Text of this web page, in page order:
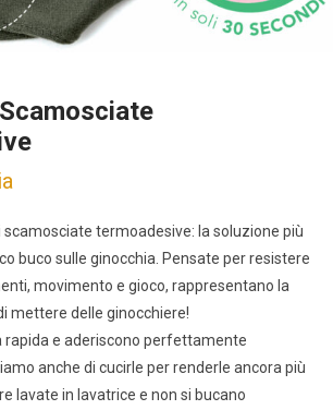
scamosciate termoadesive: la soluzione più
buco sulle ginocchia. Pensate per resistere
movimento e gioco, rappresentano la
mettere delle ginocchiere!
rapida e aderiscono perfettamente
anche di cucirle per renderle ancora più
lavate in lavatrice e non si bucano